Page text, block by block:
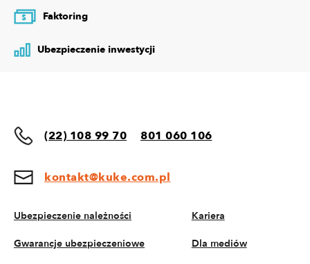
$ Faktoring
Ubezpieczenie inwestycji
(22) 108 99 70 801 060 106
kontakt@kuke.com.pl
Ubezpieczenie należności
Gwarancje ubezpieczeniowe
Kariera
Dla mediów